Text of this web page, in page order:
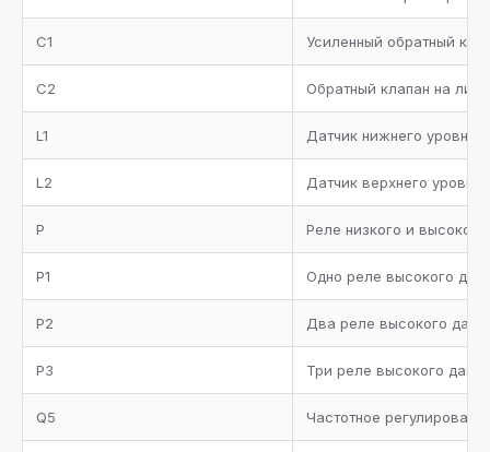
C1 Усиленный обратный
C2 Обратный клапан на
L1 Датчик нижнего уровня
L2 Датчик верхнего
P Реле низкого и
P1 Одно реле высокого
P2 Два реле высокого
P3 Три реле высокого
Q5 Частотное